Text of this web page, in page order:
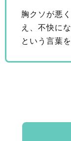
胸クソが悪
え、不快に
という言葉